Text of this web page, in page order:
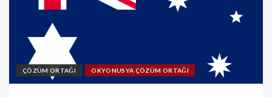
ÇÖZÜM ORTAĞI OKYONUSYA ÇÖZÜM ORTAĞI